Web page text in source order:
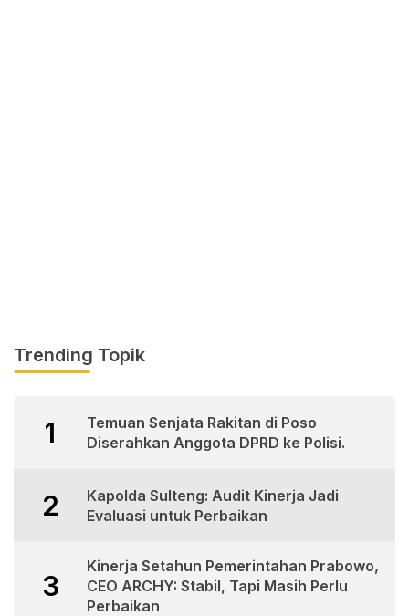
Trending Topik
1
Temuan Senjata Rakitan di Poso
Diserahkan Anggota DPRD ke Polisi.
2
Kapolda Sulteng: Audit Kinerja Jadi
Evaluasi untuk Perbaikan
3
Kinerja Setahun Pemerintahan Prabowo,
CEO ARCHY: Stabil, Tapi Masih Perlu
Perbaikan